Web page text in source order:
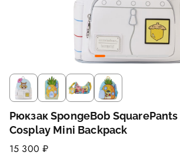
Рюкзак SpongeBob
Cosplay Mini Backpack
15 300 ₽